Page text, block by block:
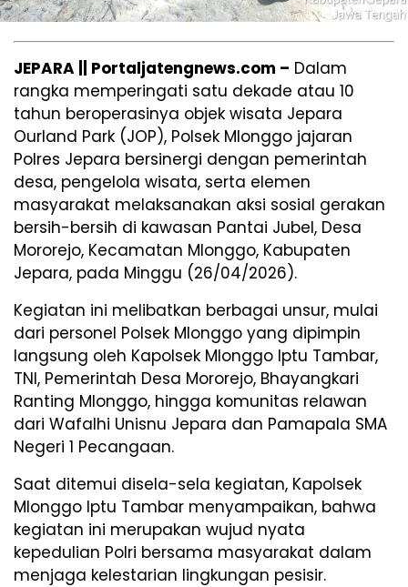
JEPARA || Portaljatengnews.com – Dalam
rangka memperingati satu dekade atau 10
tahun beroperasinya objek wisata Jepara
Ourland Park (JOP), Polsek Mlonggo jajaran
Polres Jepara bersinergi dengan pemerintah
desa, pengelola wisata, serta elemen
masyarakat melaksanakan aksi sosial gerakan
bersih-bersih di kawasan Pantai Jubel, Desa
Mororejo, Kecamatan Mlonggo, Kabupaten
Jepara, pada Minggu (26/04/2026).
​Kegiatan ini melibatkan berbagai unsur, mulai
dari personel Polsek Mlonggo yang dipimpin
langsung oleh Kapolsek Mlonggo Iptu Tambar,
TNI, Pemerintah Desa Mororejo, Bhayangkari
Ranting Mlonggo, hingga komunitas relawan
dari Wafalhi Unisnu Jepara dan Pamapala SMA
Negeri 1 Pecangaan.
Saat ditemui disela-sela kegiatan, ​Kapolsek
Mlonggo Iptu Tambar menyampaikan, bahwa
kegiatan ini merupakan wujud nyata
kepedulian Polri bersama masyarakat dalam
menjaga kelestarian lingkungan pesisir.